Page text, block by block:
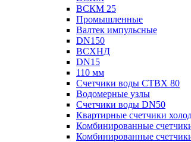
ВСКМ 25
Промышленные
Валтек импульсные
DN150
ВСХНД
DN15
110 мм
Счетчики воды СТВХ 80
Водомерные узлы
Счетчики воды DN50
Квартирные счетчики
Комбинированные
Комбинированные